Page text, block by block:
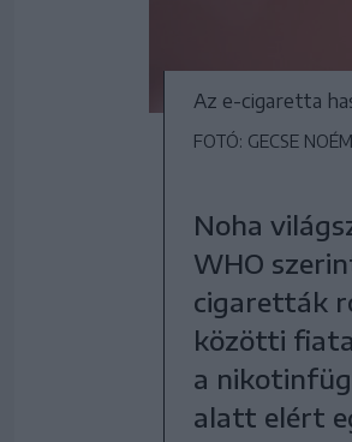
Az e-cigaretta
FOTÓ: GECSE
Noha
WHO
cigaretták
közötti
a
alatt elért